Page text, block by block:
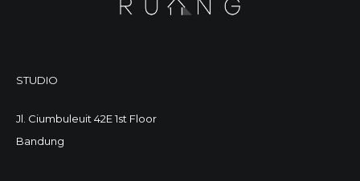
STUDIO
Jl. Ciumbuleuit 42E 1st Floor
Bandung